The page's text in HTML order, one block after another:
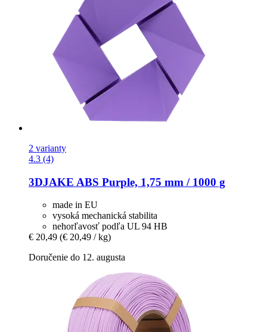
2 varianty
4.3 (4)
3DJAKE ABS Purple, 1,75 mm / 1000 g
made in EU
vysoká mechanická stabilita
nehorľavosť podľa UL 94 HB
€ 20,49 (€ 20,49 / kg)
Doručenie do 12. augusta